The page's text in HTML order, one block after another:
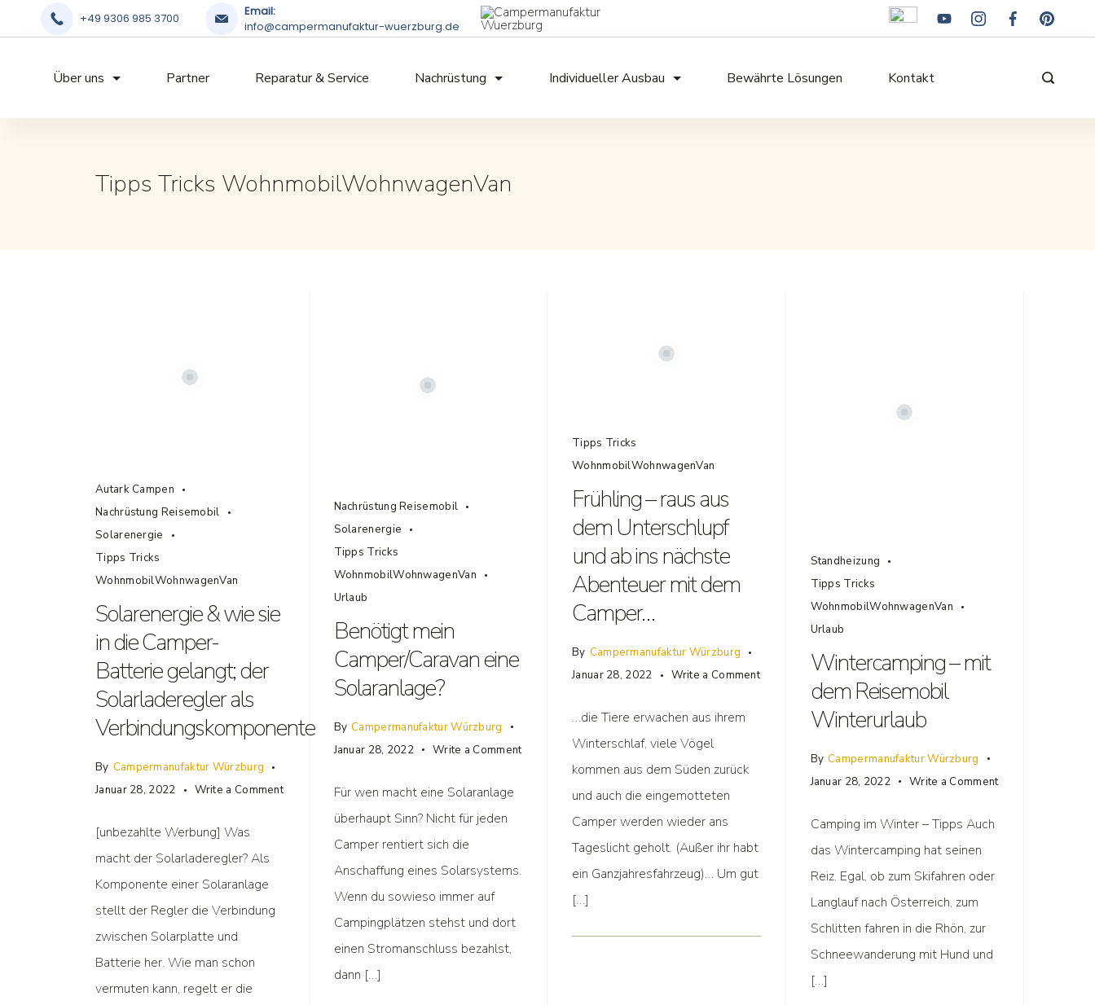
+49 9306 985 3700
Email:
info@campermanufaktur-wuerzburg.de
Über uns Partner Reparatur & Service Nachrüstung Individueller Ausbau Bewährte Lösungen Kontakt
Tipps Tricks WohnmobilWohnwagenVan
Autark Campen
Nachrüstung Reisemobil
Solarenergie
Tipps Tricks
WohnmobilWohnwagenVan
Solarenergie & wie sie
in die Camper-
Batterie gelangt; der
Solarladeregler als
Verbindungskomponente
By Campermanufaktur Würzburg
Januar 28, 2022
Write a Comment
[unbezahlte Werbung] Was
macht der Solarladeregler? Als
Komponente einer Solaranlage
stellt der Regler die Verbindung
zwischen Solarplatte und
Batterie her. Wie man schon
vermuten kann, regelt er die
Nachrüstung Reisemobil
Solarenergie
Tipps Tricks
WohnmobilWohnwagenVan
Urlaub
Benötigt mein
Camper/Caravan eine
Solaranlage?
By Campermanufaktur Würzburg
Januar 28, 2022
Write a Comment
Für wen macht eine Solaranlage
überhaupt Sinn? Nicht für jeden
Camper rentiert sich die
Anschaffung eines Solarsystems.
Wenn du sowieso immer auf
Campingplätzen stehst und dort
einen Stromanschluss bezahlst,
dann […]
Tipps Tricks
WohnmobilWohnwagenVan
Frühling – raus aus
dem Unterschlupf
und ab ins nächste
Abenteuer mit dem
Camper…
By Campermanufaktur Würzburg
Januar 28, 2022
Write a Comment
…die Tiere erwachen aus ihrem
Winterschlaf, viele Vögel
kommen aus dem Süden zurück
und auch die eingemotteten
Camper werden wieder ans
Tageslicht geholt. (Außer ihr habt
ein Ganzjahresfahrzeug)… Um gut
[…]
Standheizung
Tipps Tricks
WohnmobilWohnwagenVan
Urlaub
Wintercamping – mit
dem Reisemobil
Winterurlaub
By Campermanufaktur Würzburg
Januar 28, 2022
Write a Comment
Camping im Winter – Tipps Auch
das Wintercamping hat seinen
Reiz. Egal, ob zum Skifahren oder
Langlauf nach Österreich, zum
Schlitten fahren in die Rhön, zur
Schneewanderung mit Hund und
[…]